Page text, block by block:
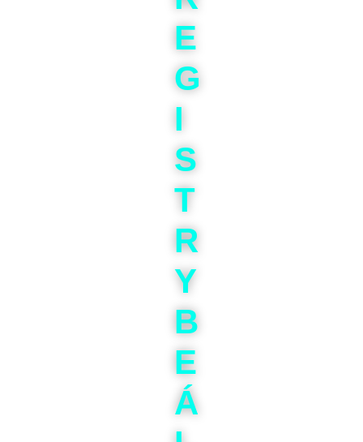
E
G
I
S
T
R
Y
B
E
Á